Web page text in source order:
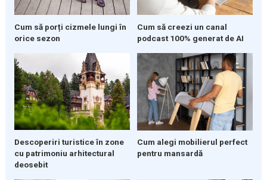
Cum să porți cizmele lungi în
orice sezon
Cum să creezi un canal
podcast 100% generat de AI
Descoperiri turistice în zone
cu patrimoniu arhitectural
deosebit
Cum alegi mobilierul perfect
pentru mansardă